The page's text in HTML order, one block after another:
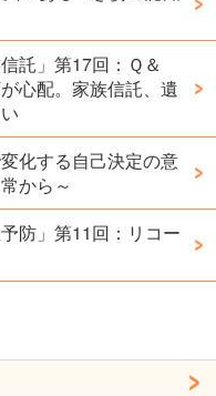
託」第17回：Ｑ＆
心配。家族信託、遺
化する自己決定の意
から～
防」第11回：リコー